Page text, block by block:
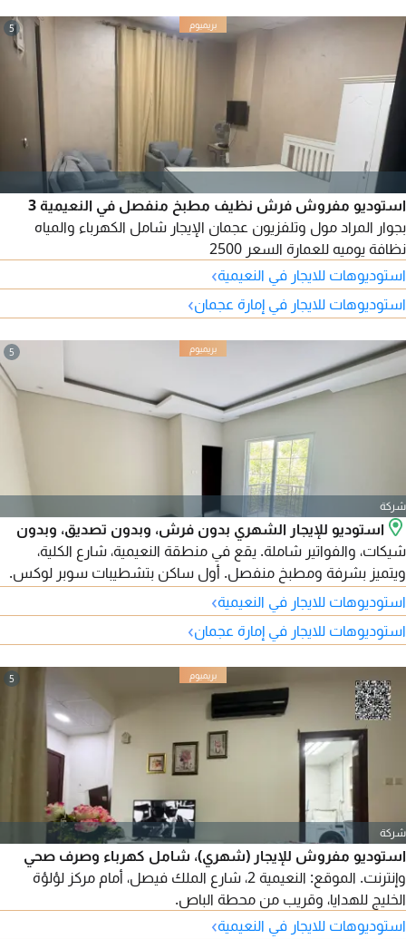
5
استوديو مفروش فرش نظيف مطبخ منفصل في النعيمية 3
بجوار المراد مول وتلفزيون عجمان الإيجار شامل الكهرباء والمياه
نظافة يوميه للعمارة السعر 2500
استوديوهات للايجار في النعيمية›
استوديوهات للايجار في إمارة عجمان›
5
شركة
استوديو للإيجار الشهري بدون فرش، وبدون تصديق، وبدون
شيكات، والفواتير شاملة. يقع في منطقة النعيمية، شارع الكلية،
ويتميز بشرفة ومطبخ منفصل. أول ساكن بتشطيبات سوبر لوكس.
الإيجار 2700 درهم.
استوديوهات للايجار في النعيمية›
استوديوهات للايجار في إمارة عجمان›
5
شركة
استوديو مفروش للإيجار (شهري)، شامل كهرباء وصرف صحي
وإنترنت. الموقع: النعيمية 2، شارع الملك فيصل، أمام مركز لؤلؤة
الخليج للهدايا، وقريب من محطة الباص.
استوديوهات للايجار في النعيمية›